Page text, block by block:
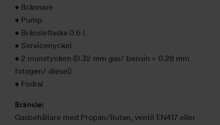
• Brännare
• Pump
• Bränsleflaska 0.6 L
• Servicenyckel
• 2 munstycken (0.32 mm gas/ bensin + 0.28 mm
fotogen/ diesel)
• Fodral
Bränsle:
Gasbehållare med Propan/Butan, ventil EN417 eller